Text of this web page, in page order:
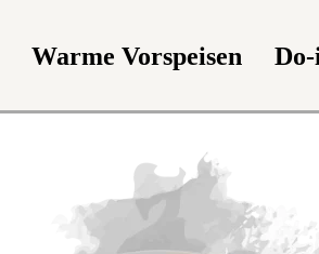
Warme Vorspeisen